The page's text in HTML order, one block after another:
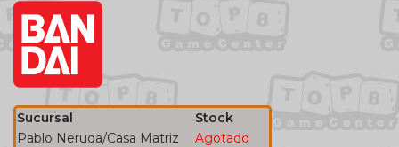
Sucursal
Stock
Pablo Neruda/Casa Matriz
Agotado